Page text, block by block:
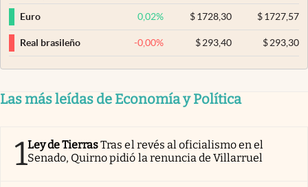
Euro 0,02% $ 1728,30 $1727,57
Real brasileño -0,00% $ 293,40 $293,30
Las más leídas de Economía y Política
1Ley de TierrasTras el revés al oficialismo en el
Senado, Quirno pidió la renuncia de Villarruel